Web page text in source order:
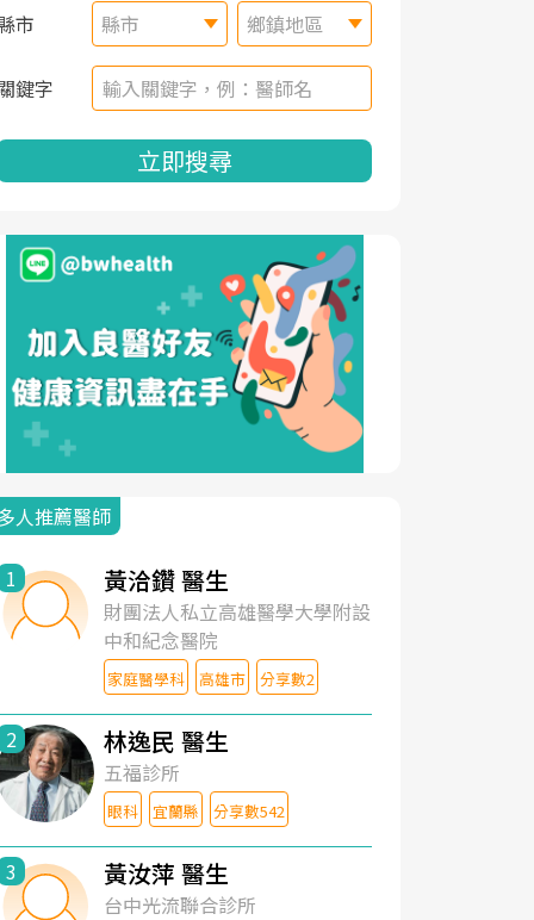
市 縣市 鄉鎮地區
鍵字
立即搜尋
人推薦醫師
1 黃洽鑽 醫生
財團法人私立高雄醫學大學附設
中和紀念醫院
家庭醫學科 高雄市 分享數2
2 林逸民 醫生
五福診所
眼科 宜蘭縣 分享數542
3 黃汝萍 醫生
台中光流聯合診所